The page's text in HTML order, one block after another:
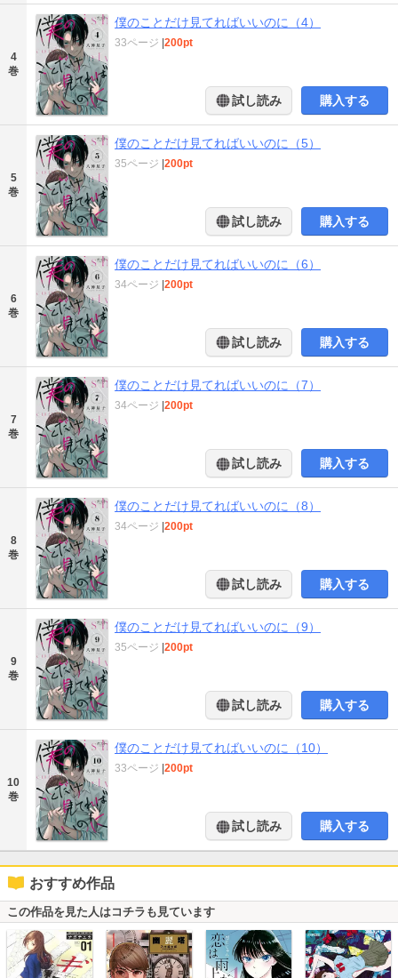
4
巻
僕のことだけ見てればいいのに（4）
33ページ 200pt
試し読み 購入する
5
巻
僕のことだけ見てればいいのに（5）
35ページ 200pt
試し読み 購入する
6
巻
僕のことだけ見てればいいのに（6）
34ページ 200pt
試し読み 購入する
7
巻
僕のことだけ見てればいいのに（7）
34ページ 200pt
試し読み 購入する
8
巻
僕のことだけ見てればいいのに（8）
34ページ 200pt
試し読み 購入する
9
巻
僕のことだけ見てればいいのに（9）
35ページ 200pt
試し読み 購入する
10
巻
僕のことだけ見てればいいのに（10）
33ページ 200pt
試し読み 購入する
おすすめ作品
この作品を見た人はコチラも見ています